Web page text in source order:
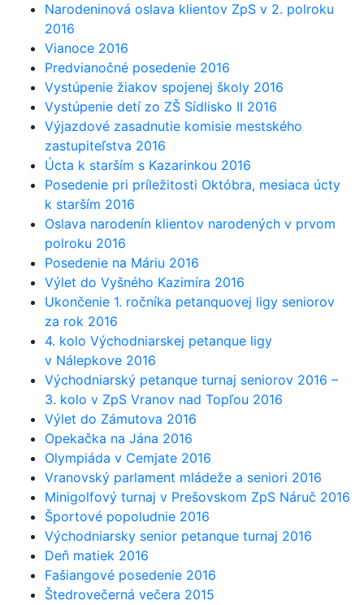
Narodeninová oslava klientov ZpS v 2. polroku
2016
Vianoce 2016
Predvianočné posedenie 2016
Vystúpenie žiakov spojenej školy 2016
Vystúpenie detí zo ZŠ Sídlisko II 2016
Výjazdové zasadnutie komisie mestského
zastupiteľstva 2016
Úcta k starším s Kazarinkou 2016
Posedenie pri príležitosti Októbra, mesiaca úcty
k starším 2016
Oslava narodenín klientov narodených v prvom
polroku 2016
Posedenie na Máriu 2016
Výlet do Vyšného Kazimíra 2016
Ukončenie 1. ročníka petanquovej ligy seniorov
za rok 2016
4. kolo Východniarskej petanque ligy
v Nálepkove 2016
Východniarský petanque turnaj seniorov 2016 –
3. kolo v ZpS Vranov nad Topľou 2016
Výlet do Zámutova 2016
Opekačka na Jána 2016
Olympiáda v Cemjate 2016
Vranovský parlament mládeže a seniori 2016
Minigolfový turnaj v Prešovskom ZpS Náruč 2016
Športové popoludnie 2016
Východniarsky senior petanque turnaj 2016
Deň matiek 2016
Fašiangové posedenie 2016
Štedrovečerná večera 2015